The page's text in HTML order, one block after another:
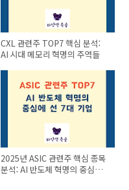
CXL 관련주 TOP7 핵심 분석:
AI 시대 메모리 혁명의 주역들
2025년 ASIC 관련주 핵심 종목
분석: AI 반도체 혁명의 중심에